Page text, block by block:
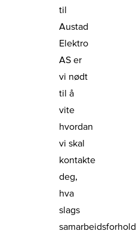
til
Austad
Elektro
AS er
vi nødt
til å
vite
hvordan
vi skal
kontakte
deg,
hva
slags
samarbeidsforhold